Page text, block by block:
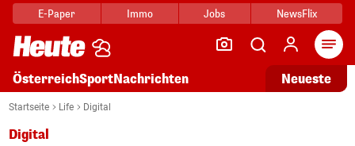
E-Paper Immo Jobs NewsFlix
ÖsterreichSportNachrichten Neueste
Startseite Life Digital
Digital